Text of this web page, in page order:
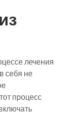
лечения
себя не
процесс